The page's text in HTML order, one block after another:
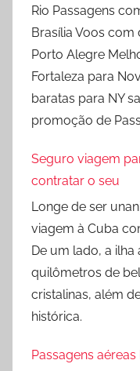
Rio Passagens
Brasília Voos com
Porto Alegre
Fortaleza para
baratas para NY
promoção de
Seguro viagem
contratar o seu
Longe de ser
viagem à Cuba
De um lado, a
quilômetros de
cristalinas, além
histórica.
Passagens